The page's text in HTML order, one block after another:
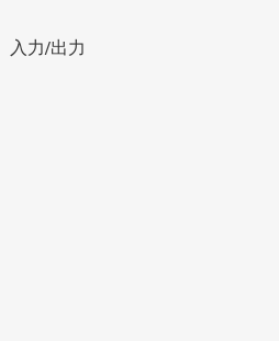
入力/出力